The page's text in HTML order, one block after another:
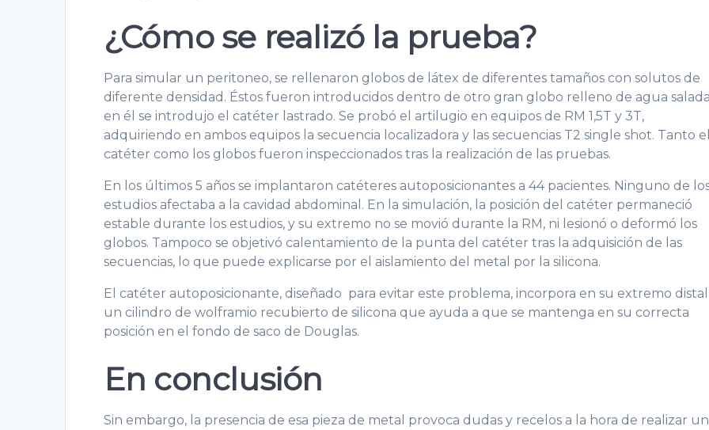
¿Cómo se realizó la prueba?
Para simular un peritoneo, se rellenaron globos de látex de diferentes tamaños con solutos de
diferente densidad. Éstos fueron introducidos dentro de otro gran globo relleno de agua
en él se introdujo el catéter lastrado. Se probó el artilugio en equipos de RM 1,5T y 3T,
adquiriendo en ambos equipos la secuencia localizadora y las secuencias T2 single shot. Tanto
catéter como los globos fueron inspeccionados tras la realización de las pruebas.
En los últimos 5 años se implantaron catéteres autoposicionantes a 44 pacientes. Ninguno de
estudios afectaba a la cavidad abdominal. En la simulación, la posición del catéter permaneció
estable durante los estudios, y su extremo no se movió durante la RM, ni lesionó o deformó los
globos. Tampoco se objetivó calentamiento de la punta del catéter tras la adquisición de las
secuencias, lo que puede explicarse por el aislamiento del metal por la silicona.
El catéter autoposicionante, diseñado para evitar este problema, incorpora en su extremo distal
un cilindro de wolframio recubierto de silicona que ayuda a que se mantenga en su correcta
posición en el fondo de saco de Douglas.
En conclusión
Sin embargo, la presencia de esa pieza de metal provoca dudas y recelos a la hora de realizar